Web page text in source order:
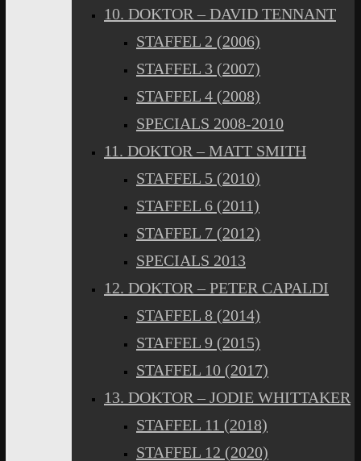
10. DOKTOR – DAVID TENNANT
STAFFEL 2 (2006)
STAFFEL 3 (2007)
STAFFEL 4 (2008)
SPECIALS 2008-2010
11. DOKTOR – MATT SMITH
STAFFEL 5 (2010)
STAFFEL 6 (2011)
STAFFEL 7 (2012)
SPECIALS 2013
12. DOKTOR – PETER CAPALDI
STAFFEL 8 (2014)
STAFFEL 9 (2015)
STAFFEL 10 (2017)
13. DOKTOR – JODIE WHITTAKER
STAFFEL 11 (2018)
STAFFEL 12 (2020)